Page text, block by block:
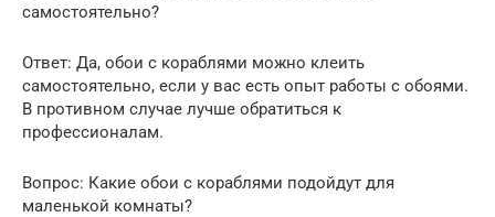
самостоятельно?
Ответ: Да, обои с кораблями можно клеить
самостоятельно, если у вас есть опыт работы с обоями.
В противном случае лучше обратиться к
профессионалам.
Вопрос: Какие обои с кораблями подойдут для
маленькой комнаты?